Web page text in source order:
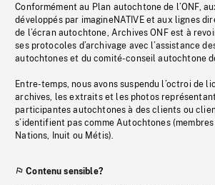
Conformément au Plan autochtone de l’ONF,
développés par imagineNATIVE et aux lignes
de l’écran autochtone, Archives ONF est à
ses protocoles d’archivage avec l’assistance
autochtones et du comité-conseil autochtone
Entre-temps, nous avons suspendu l’octroi de
archives, les extraits et les photos
participantes autochtones à des clients ou
s’identifient pas comme Autochtones
Nations, Inuit ou Métis).
Contenu sensible?